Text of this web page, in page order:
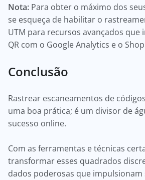
Nota: Para obter o máximo dos
se esqueça de habilitar o
UTM para recursos avançados que
QR com o Google Analytics e o
Conclusão
Rastrear escaneamentos de
uma boa prática; é um divisor de
sucesso online.
Com as ferramentas e técnicas
transformar esses quadrados
dados poderosas que impulsionam